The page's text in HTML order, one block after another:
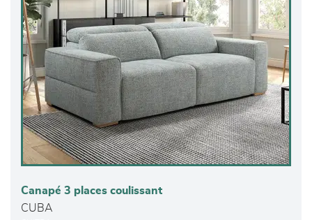
Canapé 3 places coulissant
CUBA